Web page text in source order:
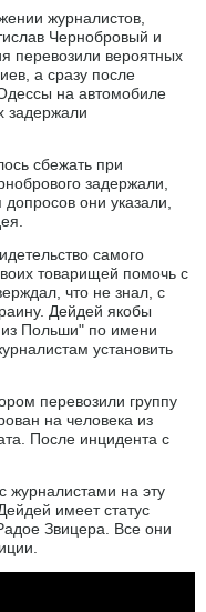
журналистов,
Чернобровый и
перевозили вероятных
а сразу после
на автомобиле
задержали
сбежать при
задержали,
они указали,
самого
товарищей помочь с
что не знал, с
Дейдей якобы
из Польши" по имени
установить
перевозили группу
на человека из
После инцидента с
журналистами на эту
имеет статус
Звицера. Все они